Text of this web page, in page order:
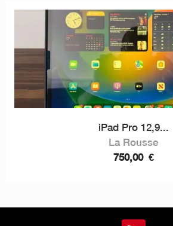
iPad Pro 12,9...
La Rousse
750,00 €